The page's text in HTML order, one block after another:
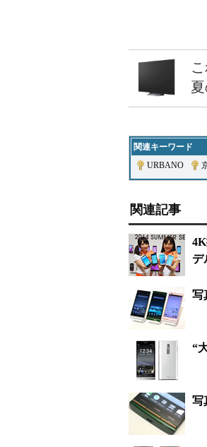
関連キーワード
URBANO
関連記事
デ
写
“
写